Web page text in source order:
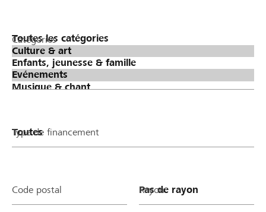
Catégories
Type de financement
Code postal Rayon